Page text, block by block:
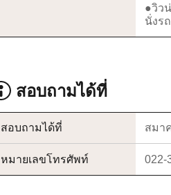
●วิว
นั่งร
สอบถามได้ที่
สอบถามได้ที่ สมา
หมายเลขโทรศัพท์ 022-